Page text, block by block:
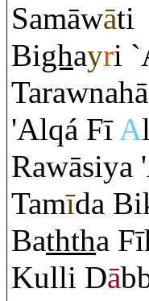
Samāwāti
Bighayri
Tarawnahā
'Alqá FīA
Rawāsiya
Tamīda
Baththa
Kulli Dā